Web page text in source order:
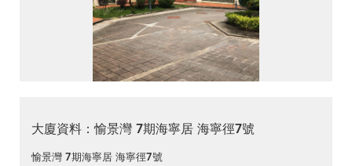
大廈資料：愉景灣 7期海寧居 海寧徑7號
愉景灣 7期海寧居 海寧徑7號